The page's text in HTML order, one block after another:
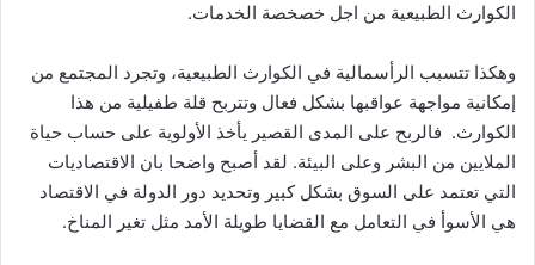
الكوارث الطبيعية من اجل خصخصة الخدمات.
وهكذا تتسبب الرأسمالية في الكوارث الطبيعية، وتجرد المجتمع من
إمكانية مواجهة عواقبها بشكل فعال وتتربح قلة طفيلية من هذا
الكوارث. فالربح على المدى القصير يأخذ الأولوية على حساب حياة
الملايين من البشر وعلى البيئة. لقد أصبح واضحا بان الاقتصاديات
التي تعتمد على السوق بشكل كبير وتحديد دور الدولة في الاقتصاد
هي الأسوأ في التعامل مع القضايا طويلة الأمد مثل تغير المناخ.